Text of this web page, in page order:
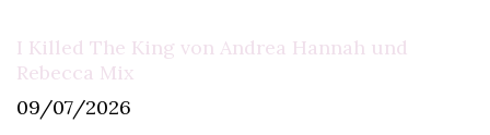
I Killed The King von Andrea Hannah und
Rebecca Mix
09/07/2026